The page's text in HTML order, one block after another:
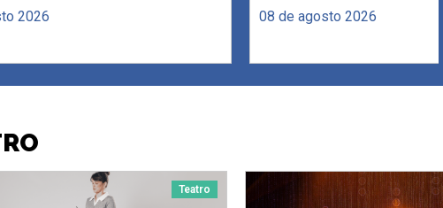
2026 08 de agosto 2026
Teatro